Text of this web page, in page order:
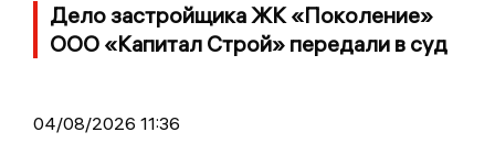
Дело застройщика ЖК «Поколение»
ООО «Капитал Строй» передали в суд
04/08/2026 11:36